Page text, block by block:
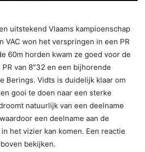
uitstekend Vlaams kampioenschap
VAC won het verspringen in een PR
60m horden kwam ze goed voor de
van 8″32 en een bijhorende
Berings. Vidts is duidelijk klaar om
gooi te doen naar een sterke
natuurlijk van een deelname
een deelname aan de
het vizier kan komen. Een reactie
bekijken.